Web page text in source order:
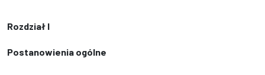
Rozdział I
Postanowienia ogólne